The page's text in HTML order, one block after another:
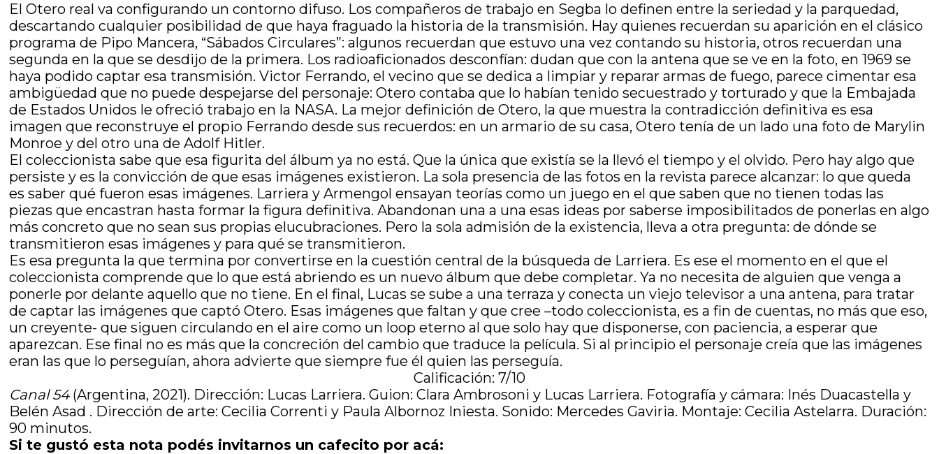
El Otero real va configurando un contorno difuso. Los compañeros de trabajo en Segba lo definen entre la seriedad y la parquedad,
descartando cualquier posibilidad de que haya fraguado la historia de la transmisión. Hay quienes recuerdan su aparición en el clásico
programa de Pipo Mancera, “Sábados Circulares”: algunos recuerdan que estuvo una vez contando su historia, otros recuerdan una
segunda en la que se desdijo de la primera. Los radioaficionados desconfían: dudan que con la antena que se ve en la foto, en 1969 se
haya podido captar esa transmisión. Victor Ferrando, el vecino que se dedica a limpiar y reparar armas de fuego, parece cimentar esa
ambigüedad que no puede despejarse del personaje: Otero contaba que lo habían tenido secuestrado y torturado y que la Embajada
de Estados Unidos le ofreció trabajo en la NASA. La mejor definición de Otero, la que muestra la contradicción definitiva es esa
imagen que reconstruye el propio Ferrando desde sus recuerdos: en un armario de su casa, Otero tenía de un lado una foto de Marylin
Monroe y del otro una de Adolf Hitler.
El coleccionista sabe que esa figurita del álbum ya no está. Que la única que existía se la llevó el tiempo y el olvido. Pero hay algo que
persiste y es la convicción de que esas imágenes existieron. La sola presencia de las fotos en la revista parece alcanzar: lo que queda
es saber qué fueron esas imágenes. Larriera y Armengol ensayan teorías como un juego en el que saben que no tienen todas las
piezas que encastran hasta formar la figura definitiva. Abandonan una a una esas ideas por saberse imposibilitados de ponerlas en algo
más concreto que no sean sus propias elucubraciones. Pero la sola admisión de la existencia, lleva a otra pregunta: de dónde se
transmitieron esas imágenes y para qué se transmitieron.
Es esa pregunta la que termina por convertirse en la cuestión central de la búsqueda de Larriera. Es ese el momento en el que el
coleccionista comprende que lo que está abriendo es un nuevo álbum que debe completar. Ya no necesita de alguien que venga a
ponerle por delante aquello que no tiene. En el final, Lucas se sube a una terraza y conecta un viejo televisor a una antena, para tratar
de captar las imágenes que captó Otero. Esas imágenes que faltan y que cree –todo coleccionista, es a fin de cuentas, no más que eso,
un creyente- que siguen circulando en el aire como un loop eterno al que solo hay que disponerse, con paciencia, a esperar que
aparezcan. Ese final no es más que la concreción del cambio que traduce la película. Si al principio el personaje creía que las imágenes
eran las que lo perseguían, ahora advierte que siempre fue él quien las perseguía.
Calificación: 7/10
Canal 54(Argentina, 2021). Dirección: Lucas Larriera. Guion: Clara Ambrosoni y Lucas Larriera. Fotografía y cámara: Inés Duacastella y
Belén Asad . Dirección de arte: Cecilia Correnti y Paula Albornoz Iniesta. Sonido: Mercedes Gaviria. Montaje: Cecilia Astelarra. Duración:
90 minutos.
Si te gustó esta nota podés invitarnos un cafecito por acá: